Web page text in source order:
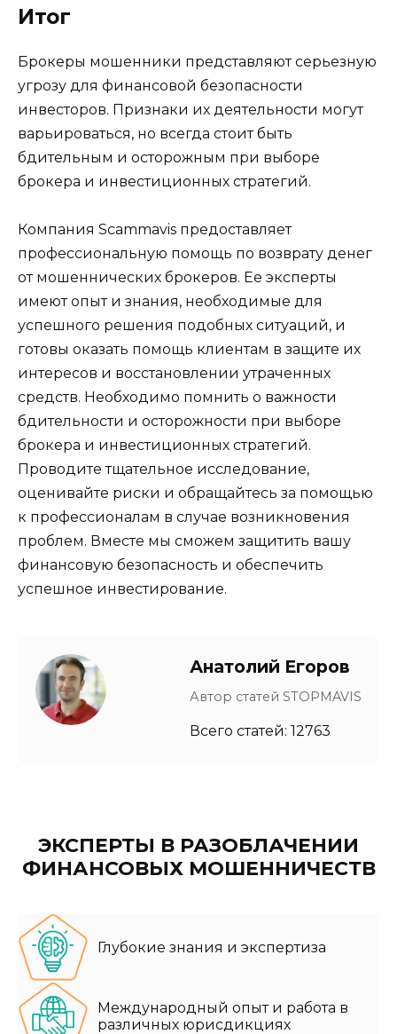
Итог
Брокеры мошенники представляют серьезную
угрозу для финансовой безопасности
инвесторов. Признаки их деятельности могут
варьироваться, но всегда стоит быть
бдительным и осторожным при выборе
брокера и инвестиционных стратегий.
Компания Scammavis предоставляет
профессиональную помощь по возврату денег
от мошеннических брокеров. Ее эксперты
имеют опыт и знания, необходимые для
успешного решения подобных ситуаций, и
готовы оказать помощь клиентам в защите их
интересов и восстановлении утраченных
средств. Необходимо помнить о важности
бдительности и осторожности при выборе
брокера и инвестиционных стратегий.
Проводите тщательное исследование,
оценивайте риски и обращайтесь за помощью
к профессионалам в случае возникновения
проблем. Вместе мы сможем защитить вашу
финансовую безопасность и обеспечить
успешное инвестирование.
Анатолий Егоров
Автор статей STOPMAVIS
Всего статей: 12763
ЭКСПЕРТЫ В РАЗОБЛАЧЕНИИ
ФИНАНСОВЫХ МОШЕННИЧЕСТВ
Глубокие знания и экспертиза
Международный опыт и работа в
различных юрисдикциях